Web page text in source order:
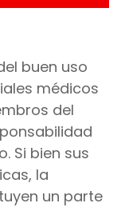
buen uso
médicos
del
Si bien sus
la
un parte